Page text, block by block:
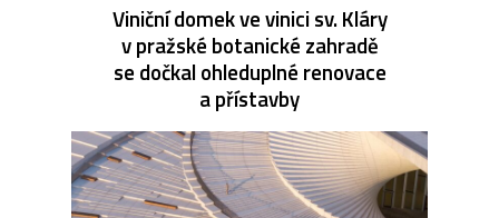
Viniční domek ve vinici sv. Kláry
v pražské botanické zahradě
se dočkal ohleduplné renovace
a přístavby